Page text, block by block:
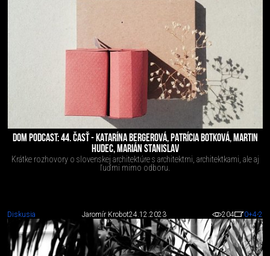
DOM PODCAST: 44. ČASŤ - KATARÍNA BERGEROVÁ, PATRÍCIA BOTKOVÁ, MARTIN
HUDEC, MARIÁN STANISLAV
Krátke rozhovory o slovenskej architektúre s architektmi, architektkami, ale aj
ľuďmi mimo odboru.
Diskusia Jaromír Krobot24.12.2023 204 0+4-2